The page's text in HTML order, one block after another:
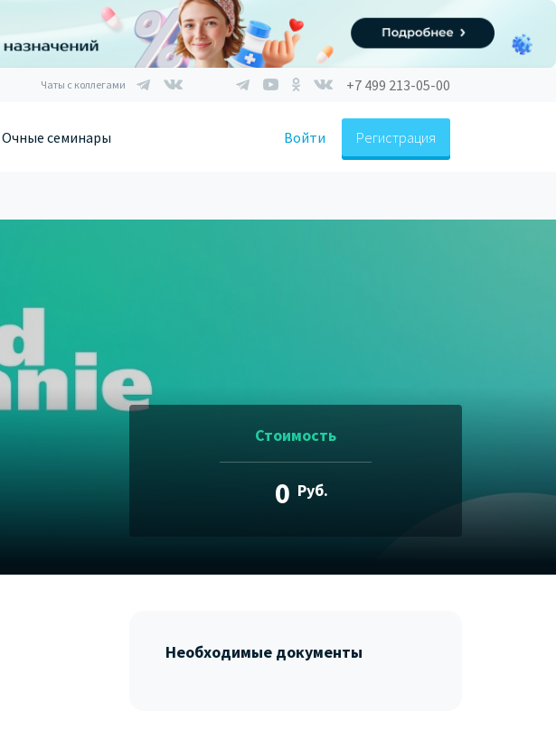
Чаты с коллегами +7 499 213-05-00
Очные семинары Войти Регистрация
Стоимость
0 Руб.
Необходимые документы